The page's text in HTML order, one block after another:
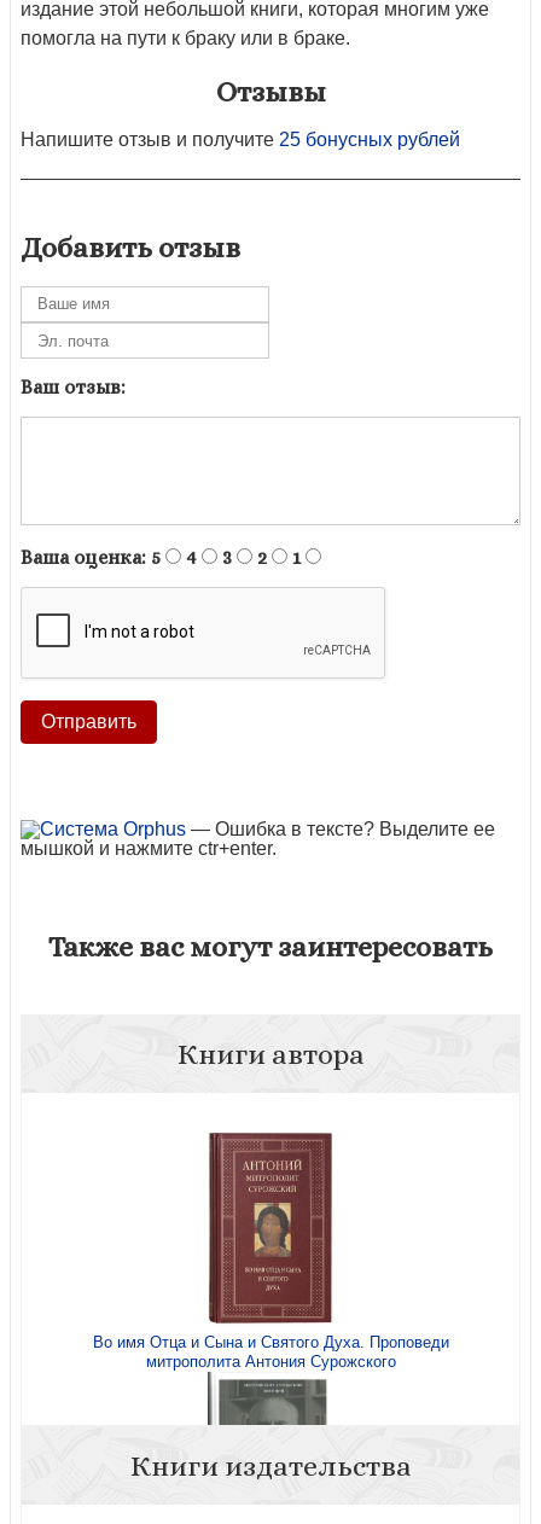
издание этой небольшой книги, которая многим уже
помогла на пути к браку или в браке.
Отзывы
Напишите отзыв и получите 25 бонусных рублей
Добавить отзыв
Ваш отзыв:
Ваша оценка: 5 4 3 2 1
— Ошибка в тексте? Выделите ее
мышкой и нажмите ctr+enter.
Также вас могут заинтересовать
Книги автора
Во имя Отца и Сына и Святого Духа. Проповеди
митрополита Антония Сурожского
Книги издательства